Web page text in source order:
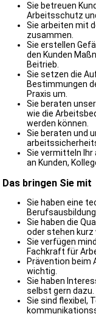
Sie betreuen
Arbeitsschutz
Sie arbeiten mit
zusammen.
Sie erstellen
den Kunden
Beitrieb.
Sie setzen die
Bestimmungen
Praxis um.
Sie beraten
wie die
werden können.
Sie beraten und
Sie vermitteln
an Kunden,
Das bringen Sie mit
Sie haben eine
Berufsausbildung.
Sie haben die
oder stehen kurz
Sie verfügen
Fachkraft für
Prävention beim
wichtig.
Sie haben
selbst gern dazu.
Sie sind flexibel,